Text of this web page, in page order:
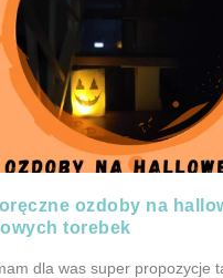
ozdoby na
torebek
dla was super propozycje